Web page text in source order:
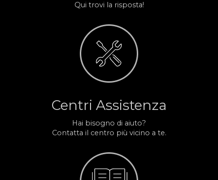
Qui trovi la risposta!
Centri Assistenza
Hai bisogno di aiuto?
Contatta il centro più vicino a te.